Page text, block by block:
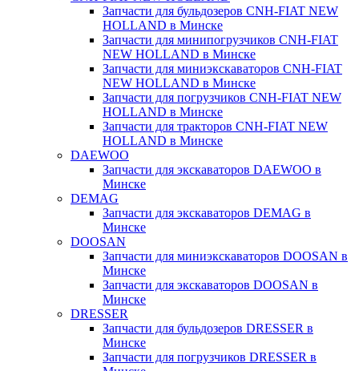
Запчасти для бульдозеров CNH-FIAT NEW
HOLLAND в Минске
Запчасти для минипогрузчиков CNH-FIAT
NEW HOLLAND в Минске
Запчасти для миниэкскаваторов CNH-FIAT
NEW HOLLAND в Минске
Запчасти для погрузчиков CNH-FIAT NEW
HOLLAND в Минске
Запчасти для тракторов CNH-FIAT NEW
HOLLAND в Минске
DAEWOO
Запчасти для экскаваторов DAEWOO в
Минске
DEMAG
Запчасти для экскаваторов DEMAG в
Минске
DOOSAN
Запчасти для миниэкскаваторов DOOSAN в
Минске
Запчасти для экскаваторов DOOSAN в
Минске
DRESSER
Запчасти для бульдозеров DRESSER в
Минске
Запчасти для погрузчиков DRESSER в